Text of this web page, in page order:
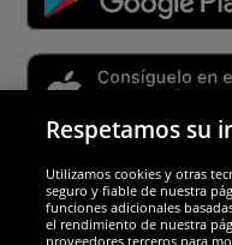
Socios y
Respetamos su
Utilizamos cookies y otras
seguro y fiable de nuestra
funciones adicionales
el rendimiento de nuestra
proveedores terceros para